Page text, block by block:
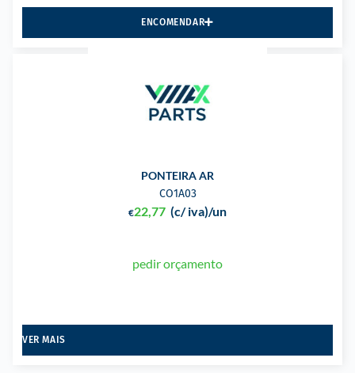
ENCOMENDAR
PONTEIRA AR
CO1A03
€22,77 (c/ iva)/un
pedir orçamento
VER MAIS